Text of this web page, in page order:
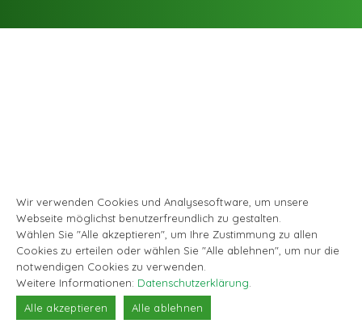
Wir verwenden Cookies und Analysesoftware, um unsere
Webseite möglichst benutzerfreundlich zu gestalten.
Wählen Sie "Alle akzeptieren", um Ihre Zustimmung zu allen
Cookies zu erteilen oder wählen Sie "Alle ablehnen", um nur die
notwendigen Cookies zu verwenden.
Weitere Informationen: Datenschutzerklärung
Alle akzeptieren
Alle ablehnen